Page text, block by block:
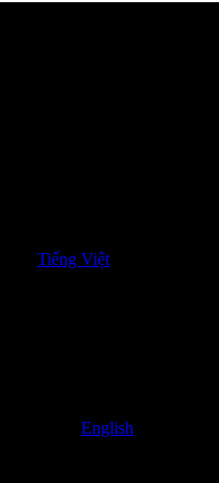
Tiếng Việt
English